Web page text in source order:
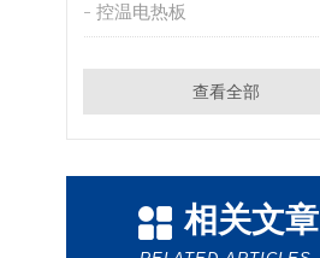
控温电热板
查看全部
相关文章